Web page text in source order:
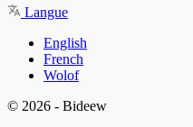
Langue
English
French
Wolof
© 2026 - Bideew